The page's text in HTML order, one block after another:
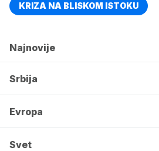
KRIZA NA BLISKOM ISTOKU
Najnovije
Srbija
Evropa
Svet
Savet
održao
situaciji u